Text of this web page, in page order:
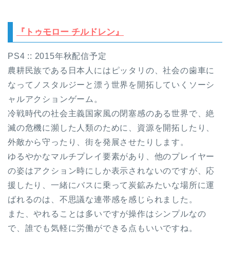
『トゥモロー チルドレン』
PS4 :: 2015年秋配信予定
農耕民族である日本人にはピッタリの、社会の歯車に
なってノスタルジーと漂う世界を開拓していくソーシ
ャルアクションゲーム。
冷戦時代の社会主義国家風の閉塞感のある世界で、絶
滅の危機に瀕した人類のために、資源を開拓したり、
外敵から守ったり、街を発展させたりします。
ゆるやかなマルチプレイ要素があり、他のプレイヤー
の姿はアクション時にしか表示されないのですが、応
援したり、一緒にバスに乗って炭鉱みたいな場所に運
ばれるのは、不思議な連帯感を感じられました。
また、やれることは多いですが操作はシンプルなの
で、誰でも気軽に労働ができる点もいいですね。